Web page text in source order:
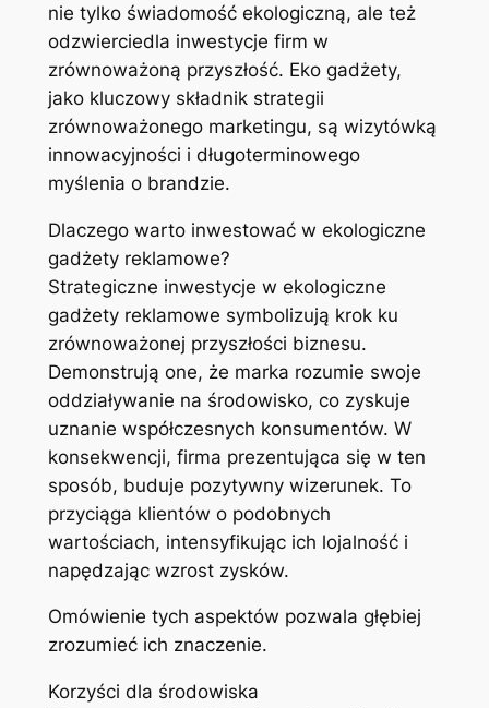
nie tylko świadomość ekologiczną, ale też
odzwierciedla inwestycje firm w
zrównoważoną przyszłość. Eko gadżety,
jako kluczowy składnik strategii
zrównoważonego marketingu, są wizytówką
innowacyjności i długoterminowego
myślenia o brandzie.
Dlaczego warto inwestować w ekologiczne
gadżety reklamowe?
Strategiczne inwestycje w ekologiczne
gadżety reklamowe symbolizują krok ku
zrównoważonej przyszłości biznesu.
Demonstrują one, że marka rozumie swoje
oddziaływanie na środowisko, co zyskuje
uznanie współczesnych konsumentów. W
konsekwencji, firma prezentująca się w ten
sposób, buduje pozytywny wizerunek. To
przyciąga klientów o podobnych
wartościach, intensyfikując ich lojalność i
napędzając wzrost zysków.
Omówienie tych aspektów pozwala głębiej
zrozumieć ich znaczenie.
Korzyści dla środowiska